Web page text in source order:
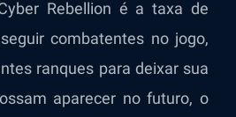
Rebellion é a taxa de
combatentes no jogo,
ranques para deixar sua
aparecer no futuro, o